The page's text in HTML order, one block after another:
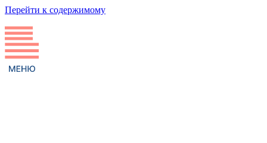
Перейти к содержимому